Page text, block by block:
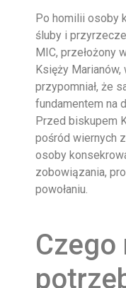
Po homilii osoby
śluby i
MIC, przełożony
Księży
przypomniał, że
fundamentem na
Przed biskupem
pośród wiernych
osoby
zobowiązania,
powołaniu.
Czego